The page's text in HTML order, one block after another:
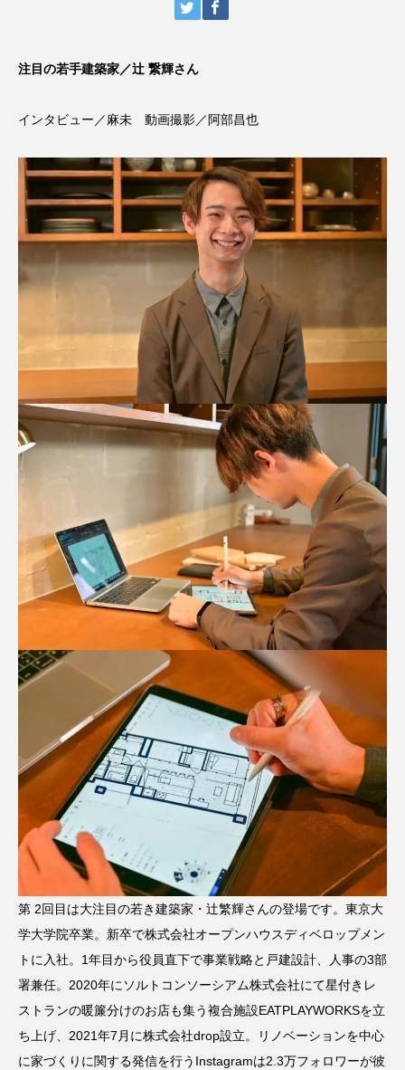
注目の若手建築家／辻 繋輝さん
インタビュー／麻未 動画撮影／阿部昌也
第 2回目は大注目の若き建築家・辻繁輝さんの登場です。東京大
学大学院卒業。新卒で株式会社オープンハウスディベロップメン
トに入社。1年目から役員直下で事業戦略と戸建設計、人事の3部
署兼任。2020年にソルトコンソーシアム株式会社にて星付きレ
ストランの暖簾分けのお店も集う複合施設EATPLAYWORKSを立
ち上げ、2021年7月に株式会社drop設立。リノベーションを中心
に家づくりに関する発信を行うInstagramは2.3万フォロワーが彼